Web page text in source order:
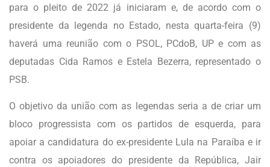
para o pleito de 2022 já iniciaram e, de acordo com o
presidente da legenda no Estado, nesta quarta-feira (9)
haverá uma reunião com o PSOL, PCdoB, UP e com as
deputadas Cida Ramos e Estela Bezerra, representado o
PSB.
O objetivo da união com as legendas seria a de criar um
bloco progressista com os partidos de esquerda, para
apoiar a candidatura do ex-presidente Lula na Paraíba e ir
contra os apoiadores do presidente da República, Jair